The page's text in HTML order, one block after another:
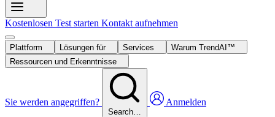
Kostenlosen Test starten Kontakt aufnehmen
Plattform Lösungen für Services
Warum TrendAI™
Ressourcen und Erkenntnisse
Sie werden angegriffen?
Search…
Anmelden